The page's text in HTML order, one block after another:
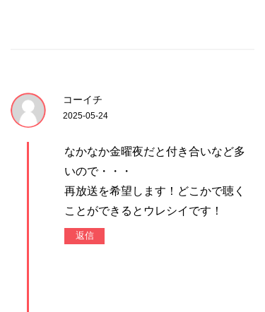
コーイチ
2025-05-24
なかなか金曜夜だと付き合いなど多
いので・・・
再放送を希望します！どこかで聴く
ことができるとウレシイです！
返信